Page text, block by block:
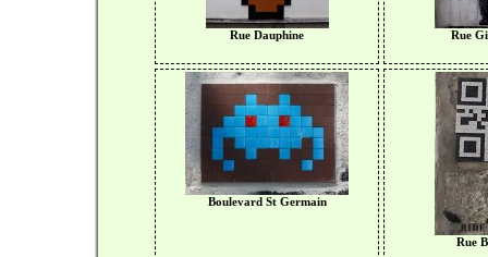
Rue Dauphine Rue
Boulevard St Germain
Rue